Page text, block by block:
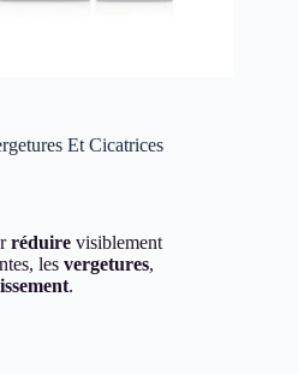
Et Cicatrices
CFA
CFA
réduire visiblement
les vergetures,
.